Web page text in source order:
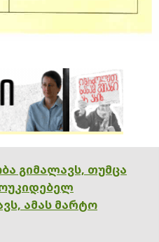
გიმალავს, თუმცა
ამას მარტო